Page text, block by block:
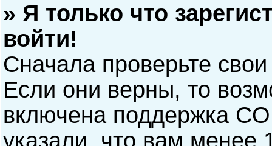
» Я только что
войти!
Сначала проверьте
Если они верны, то
включена поддержка
указали, что вам менее